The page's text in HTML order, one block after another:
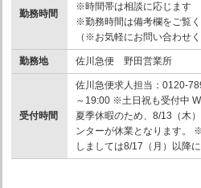
勤務時間
※時間帯は相談に応じます
※勤務時間は備考欄をご覧
（※お気軽にお問い合わせく
勤務地 佐川急便 野田営業所
受付時間
佐川急便求人担当：0120-
～19:00 ※土日祝も受付中
夏季休暇のため、8/13（木
ンターが休業となります。
しましては8/17（月）以降